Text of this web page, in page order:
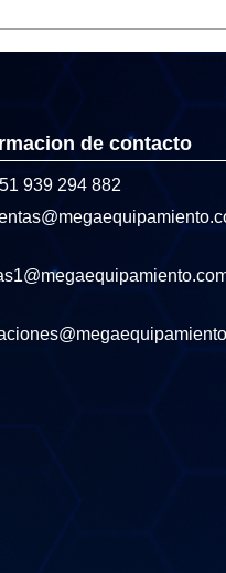
de contacto
939 294 882